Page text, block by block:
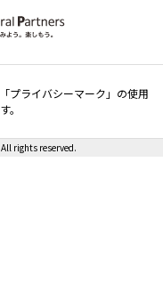
プライバシーマーク」の使用
。
rights reserved.
ントサービス